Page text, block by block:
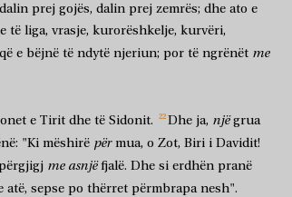
dalin prej gojës, dalin prej zemrës; dhe ato e
të liga, vrasje, kurorëshkelje, kurvëri,
që e bëjnë të ndytë njeriun; por të ngrënët me
e Tirit dhe të Sidonit. Dhe ja, një grua
"Ki mëshirë për mua, o Zot, Biri i Davidit!
përgjigj me asnjë fjalë. Dhe si erdhën pranë
atë, sepse po thërret përmbrapa nesh".